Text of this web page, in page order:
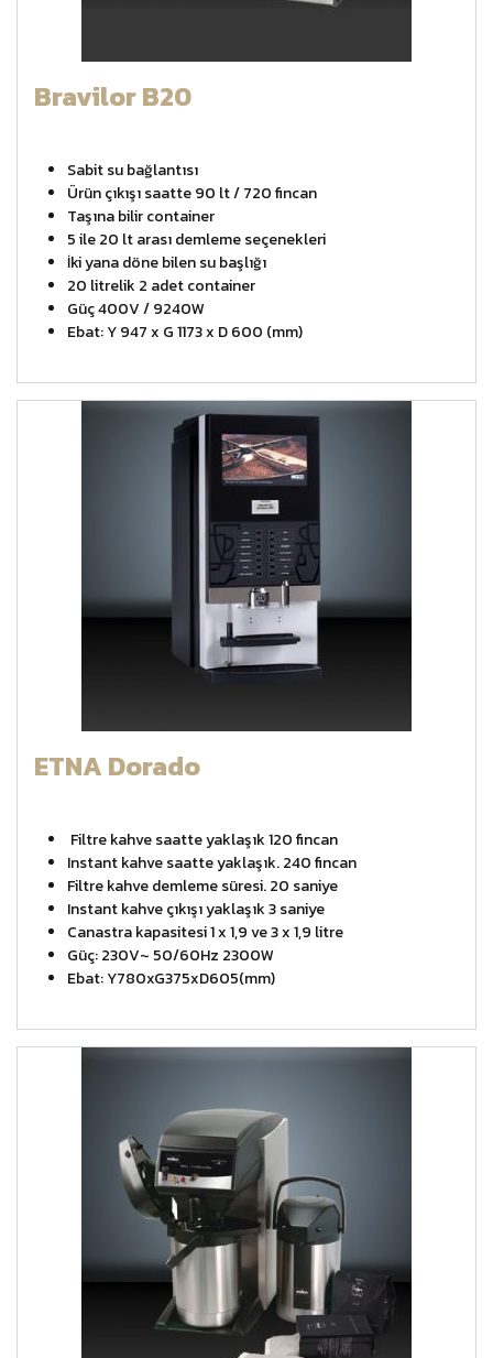
Bravilor B20
Sabit su bağlantısı
Ürün çıkışı saatte 90 lt / 720 fincan
Taşına bilir container
5 ile 20 lt arası demleme seçenekleri
İki yana döne bilen su başlığı
20 litrelik 2 adet container
Güç 400V / 9240W
Ebat: Y 947 x G 1173 x D 600 (mm)
ETNA Dorado
Filtre kahve saatte yaklaşık 120 fincan
Instant kahve saatte yaklaşık. 240 fincan
Filtre kahve demleme süresi. 20 saniye
Instant kahve çıkışı yaklaşık 3 saniye
Canastra kapasitesi 1 x 1,9 ve 3 x 1,9 litre
Güç: 230V~ 50/60Hz 2300W
Ebat: Y780xG375xD605(mm)